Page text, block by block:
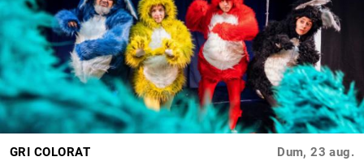
GRI COLORAT Dum, 23 aug.